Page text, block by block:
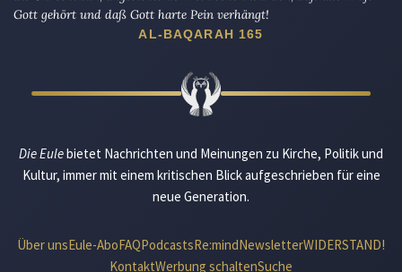
Gott gehört und daß Gott harte Pein verhängt!
AL-BAQARAH 165
Die Eulebietet Nachrichten und Meinungen zu Kirche, Politik und
Kultur, immer mit einem kritischen Blick aufgeschrieben für eine
neue Generation.
Über unsEule-AboFAQPodcastsRe:mindNewsletterWIDERSTAND!
KontaktWerbung schaltenSuche